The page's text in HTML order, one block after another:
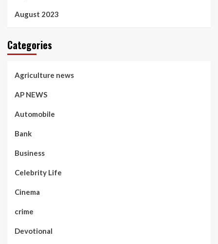
August 2023
Categories
Agriculture news
AP NEWS
Automobile
Bank
Business
Celebrity Life
Cinema
crime
Devotional